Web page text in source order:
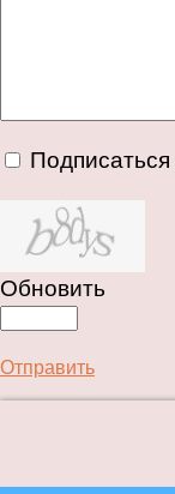
Обновить
Отправить